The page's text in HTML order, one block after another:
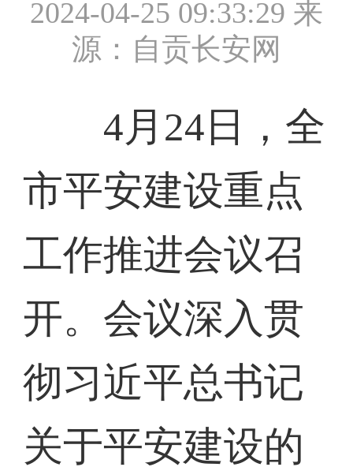
2024-04-25 09:33:29 来
源：自贡长安网
4月24日，全
市平安建设重点
工作推进会议召
开。会议深入贯
彻习近平总书记
关于平安建设的